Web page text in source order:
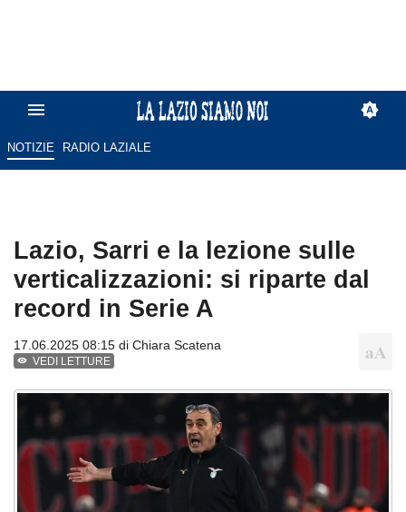
NOTIZIE RADIO LAZIALE
Lazio, Sarri e la lezione sulle
verticalizzazioni: si riparte dal
record in Serie A
17.06.2025 08:15 di Chiara Scatena
VEDI LETTURE